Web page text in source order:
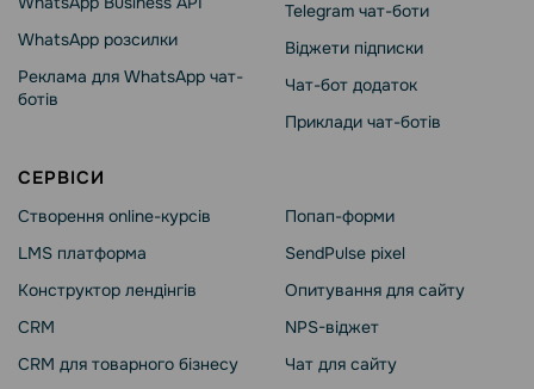
WhatsApp розсилки
Реклама для WhatsApp чат-
ботів
Telegram чат-боти
Віджети підписки
Чат-бот додаток
Приклади чат-ботів
СЕРВІСИ
Створення online-курсів
LMS платформа
Конструктор лендінгів
CRM
CRM для товарного бізнесу
Попап-форми
SendPulse pixel
Опитування для сайту
NPS-віджет
Чат для сайту